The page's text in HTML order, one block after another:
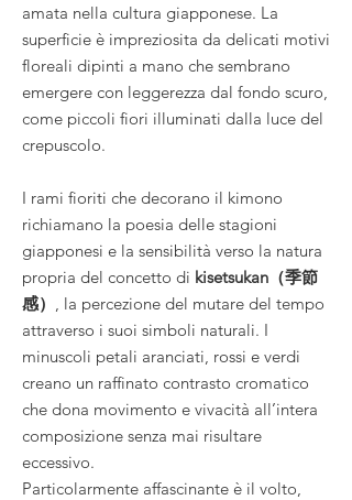
amata nella cultura giapponese. La
superficie è impreziosita da delicati motivi
floreali dipinti a mano che sembrano
emergere con leggerezza dal fondo scuro,
come piccoli fiori illuminati dalla luce del
crepuscolo.
I rami fioriti che decorano il kimono
richiamano la poesia delle stagioni
giapponesi e la sensibilità verso la natura
propria del concetto di kisetsukan（季節
感） , la percezione del mutare del tempo
attraverso i suoi simboli naturali. I
minuscoli petali aranciati, rossi e verdi
creano un raffinato contrasto cromatico
che dona movimento e vivacità all’intera
composizione senza mai risultare
eccessivo.
Particolarmente affascinante è il volto,